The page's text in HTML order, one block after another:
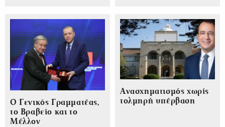
Ο Γενικός Γραμματέας,
το Βραβείο και το
Μέλλον
Ανασχηματισμός χωρίς
τολμηρή υπέρβαση